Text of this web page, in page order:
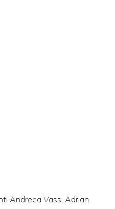
Andreea Vass, Adrian